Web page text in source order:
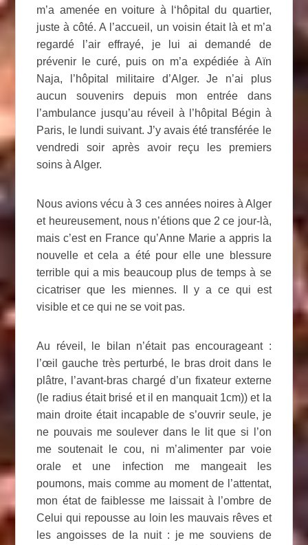
m’a amenée en voiture à l‘hôpital du quartier,
juste à côté. A l’accueil, un voisin était là et m’a
regardé l’air effrayé, je lui ai demandé de
prévenir le curé, puis on m’a expédiée à Aïn
Naja, l’hôpital militaire d’Alger. Je n’ai plus
aucun souvenirs depuis mon entrée dans
l’ambulance jusqu’au réveil à l’hôpital Bégin à
Paris, le lundi suivant. J’y avais été transférée le
vendredi soir après avoir reçu les premiers
soins à Alger.
Nous avions vécu à 3 ces années noires à Alger
et heureusement, nous n’étions que 2 ce jour-là,
mais c’est en France qu’Anne Marie a appris la
nouvelle et cela a été pour elle une blessure
terrible qui a mis beaucoup plus de temps à se
cicatriser que les miennes. Il y a ce qui est
visible et ce qui ne se voit pas.
Au réveil, le bilan n’était pas encourageant :
l’œil gauche très perturbé, le bras droit dans le
plâtre, l’avant-bras chargé d’un fixateur externe
(le radius était brisé et il en manquait 1cm)) et la
main droite était incapable de s’ouvrir seule, je
ne pouvais me soulever dans le lit que si l’on
me soutenait le cou, ni m’alimenter par voie
orale et une infection me mangeait les
poumons, mais comme au moment de l’attentat,
mon état de faiblesse me laissait à l’ombre de
Celui qui repousse au loin les mauvais rêves et
les angoisses de la nuit : je me souviens de